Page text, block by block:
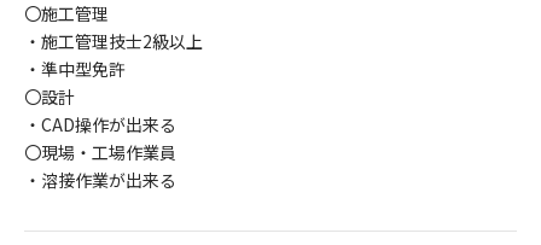
〇施工管理
・施工管理技士2級以上
・準中型免許
〇設計
・CAD操作が出来る
〇現場・工場作業員
・溶接作業が出来る